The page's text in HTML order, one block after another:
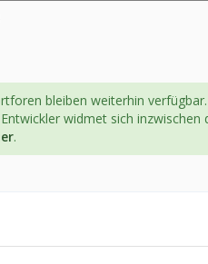
bleiben weiterhin verfügbar.
widmet sich inzwischen
.